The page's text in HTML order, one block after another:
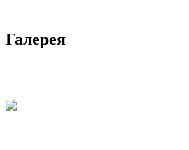
Галерея